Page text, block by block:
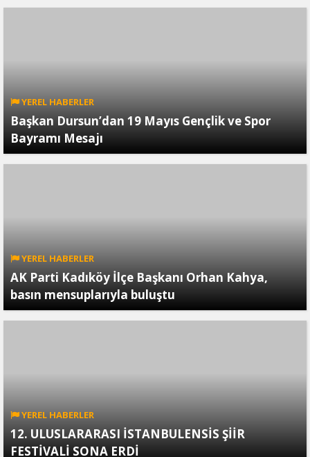
YEREL HABERLER
Başkan Dursun’dan 19 Mayıs Gençlik ve Spor
Bayramı Mesajı
YEREL HABERLER
AK Parti Kadıköy İlçe Başkanı Orhan Kahya,
basın mensuplarıyla buluştu
YEREL HABERLER
12. ULUSLARARASI İSTANBULENSİS ŞİİR
FESTİVALİ SONA ERDİ